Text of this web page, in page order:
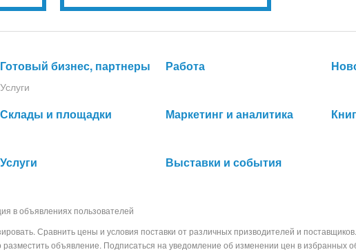
Готовый бизнес, партнеры
Услуги
Работа
Склады и площадки Маркетинг и аналитика
Услуги Выставки и события
в объявлениях пользователей
Сравнить цены и условия поставки от различных призводителей и
объявление. Подписаться на уведомление об изменении цен в избранных